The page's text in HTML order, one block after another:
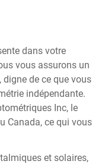
dans votre
vous assurons un
de ce que vous
indépendante.
Inc, le
Canada, ce qui vous
et solaires,